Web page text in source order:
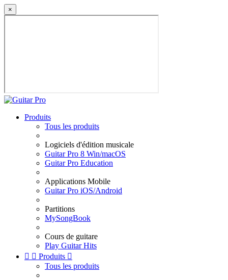
×
Produits
Tous les produits
Logiciels d'édition musicale
Guitar Pro 8 Win/macOS
Guitar Pro Education
Applications Mobile
Guitar Pro iOS/Android
Partitions
MySongBook
Cours de guitare
Play Guitar Hits
  Produits 
Tous les produits